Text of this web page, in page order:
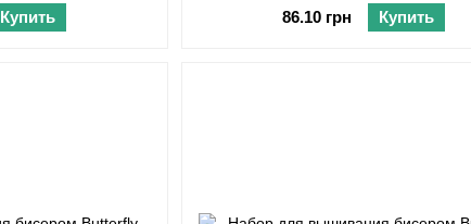
Купить
86.10 грн
Купить